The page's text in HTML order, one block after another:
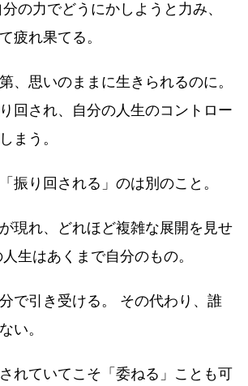
の力でどうにかしようと力み、
疲れ果てる。
、思いのままに生きられるのに。
回され、自分の人生のコントロー
まう。
振り回される」のは別のこと。
現れ、どれほど複雑な展開を見せ
生はあくまで自分のもの。
で引き受ける。 その代わり、誰
い。
れていてこそ「委ねる」ことも可